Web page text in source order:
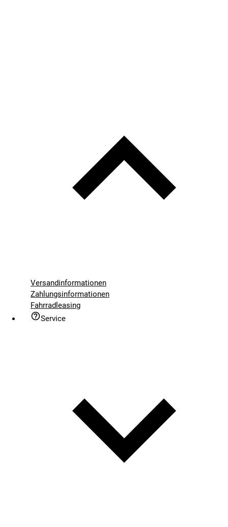
Versandinformationen
Zahlungsinformationen
Fahrradleasing
Service